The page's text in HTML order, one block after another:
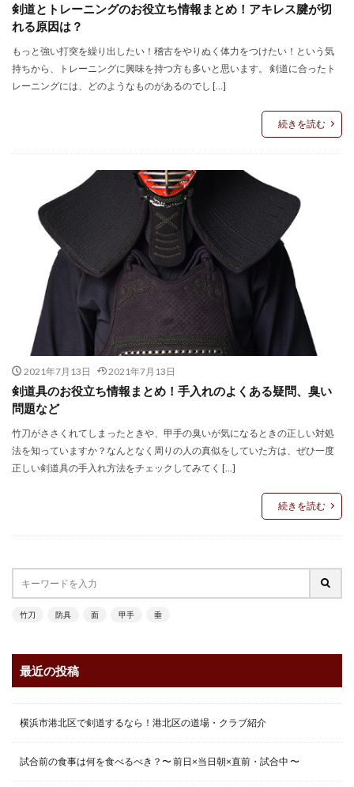
剣道とトレーニングのお役立ち情報まとめ！アキレス腱が切
れる原因は？
もっと強い打突を繰り出したい！稽古をやりぬく体力をつけたい！という気
持ちから、トレーニングに興味を持つ方も多いと思います。 剣道に合ったト
レーニングには、どのようなものがあるのでし […]
続きを読む
2021年7月13日 2021年7月13日
剣道具のお役立ち情報まとめ！手入れのよくある疑問、臭い
問題など
竹刀がささくれてしまったときや、甲手の臭いが気になるときの正しい対処
法を知っていますか？なんとなく周りの人の真似をしていた方は、ぜひ一度
正しい剣道具の手入れ方法をチェックしてみてく […]
続きを読む
竹刀 防具 面 甲手 垂
最近の投稿
横浜市港北区で剣道するなら！港北区の道場・クラブ紹介
試合前の食事は何を食べるべき？〜 前日×当日朝×直前・試合中 〜